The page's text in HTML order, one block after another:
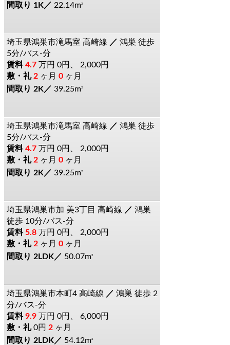
1K
22.14m2
埼玉県鴻巣市滝馬室 高崎線 鴻巣 徒歩
5分/バス-分
4.7 万円
0円、 2,000円
2 ヶ月 0 ヶ月
2K
39.25m2
埼玉県鴻巣市滝馬室 高崎線 鴻巣 徒歩
5分/バス-分
4.7 万円
0円、 2,000円
2 ヶ月 0 ヶ月
2K
39.25m2
埼玉県鴻巣市加 美3丁目 高崎線
鴻巣
徒歩 10分/バス-分
5.8 万円
0円、 2,000円
2 ヶ月 0 ヶ月
2LDK
50.07m2
埼玉県鴻巣市本町4 高崎線 鴻巣 徒歩 2
分/バス-分
9.9 万円
0円、 6,000円
0円 2 ヶ月
2LDK
54.12m2